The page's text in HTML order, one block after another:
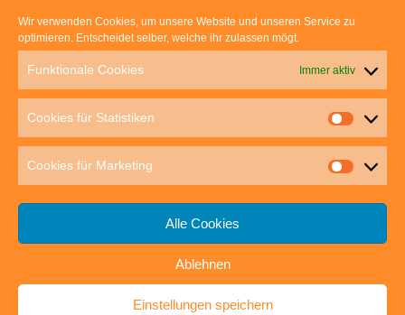
Wir verwenden Cookies, um unsere Website und unseren Service zu
optimieren. Entscheidet selber, welche ihr zulassen mögt.
Funktionale Cookies Immer aktiv
Cookies für Statistiken
Cookies für Marketing
Alle Cookies
Ablehnen
Einstellungen speichern
Euer direkter Draht zu uns:
Thomas Rathay und Silke Rommel
70563 Stuttgart
post@outdoor-hochgenuss.de
IMPRESSUM DATENSCHUTZ